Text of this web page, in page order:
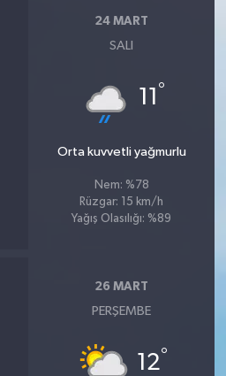
24 MART
SALI
11 °
Orta kuvvetli yağmurlu
Nem: %78
Rüzgar: 15 km/h
Yağış Olasılığı: %89
26 MART
PERŞEMBE
12°